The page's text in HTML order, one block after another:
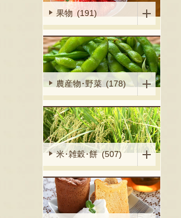
果物 (191)
農産物･野菜 (178)
米･雑穀･餅 (507)